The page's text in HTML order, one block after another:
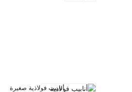
أنابيب فولاذية صغيرة